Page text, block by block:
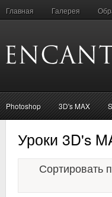
Главная Галерея
Photoshop 3D's MAX
Уроки 3D's
Сортировать